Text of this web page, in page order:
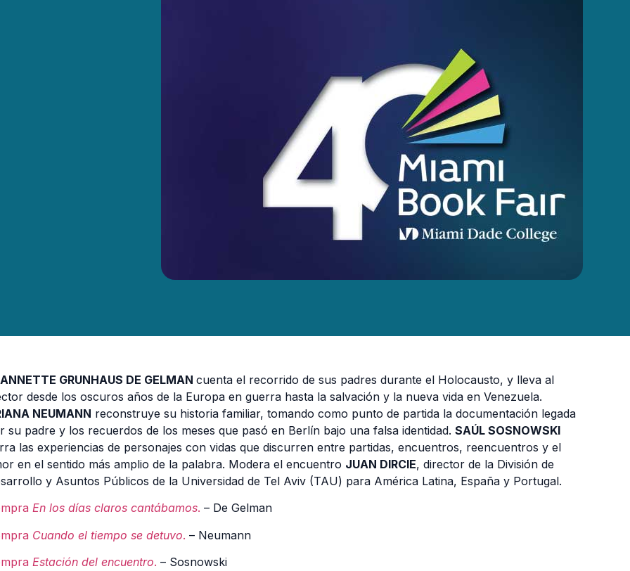
GRUNHAUS DE GELMAN cuenta el recorrido de sus padres durante el Holocausto, y lleva al
desde los oscuros años de la Europa en guerra hasta la salvación y la nueva vida en Venezuela.
NEUMANN reconstruye su historia familiar, tomando como punto de partida la documentación legada
su padre y los recuerdos de los meses que pasó en Berlín bajo una falsa identidad. SAÚL SOSNOWSKI
las experiencias de personajes con vidas que discurren entre partidas, encuentros, reencuentros y el
en el sentido más amplio de la palabra. Modera el encuentro JUAN DIRCIE, director de la División de
y Asuntos Públicos de la Universidad de Tel Aviv (TAU) para América Latina, España y Portugal.
En los días claros cantábamos. – De Gelman
Cuando el tiempo se detuvo. – Neumann
Estación del encuentro. – Sosnowski